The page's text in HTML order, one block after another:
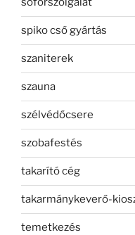
spiko cső gyártás
szaniterek
szauna
szélvédőcsere
szobafestés
takarító cég
takarmánykeverő-
temetkezés